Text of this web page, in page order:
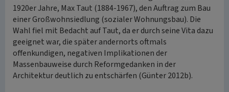
1920er Jahre, Max Taut (1884-1967), den Auftrag zum Bau
einer Großwohnsiedlung (sozialer Wohnungsbau). Die
Wahl fiel mit Bedacht auf Taut, da er durch seine Vita dazu
geeignet war, die später andernorts oftmals
offenkundigen, negativen Implikationen der
Massenbauweise durch Reformgedanken in der
Architektur deutlich zu entschärfen (Günter 2012b).